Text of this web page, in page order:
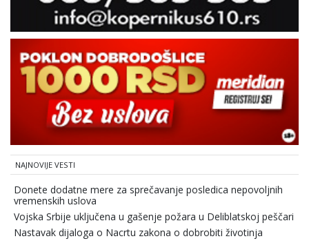
NAJNOVIJE VESTI
Donete dodatne mere za sprečavanje posledica nepovoljnih
vremenskih uslova
Vojska Srbije uključena u gašenje požara u Deliblatskoj peščari
Nastavak dijaloga o Nacrtu zakona o dobrobiti životinja